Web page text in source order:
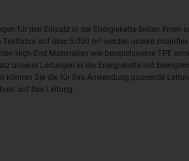
für den Einsatz in der Energiekette bieten Ihnen
auf über 5.000 m² werden unsere
High-End Materialien wie beispielsweise TPE
unserer Leitungen in die Energiekette mit
Sie die für Ihre Anwendung passende
auf Ihre Leitung.